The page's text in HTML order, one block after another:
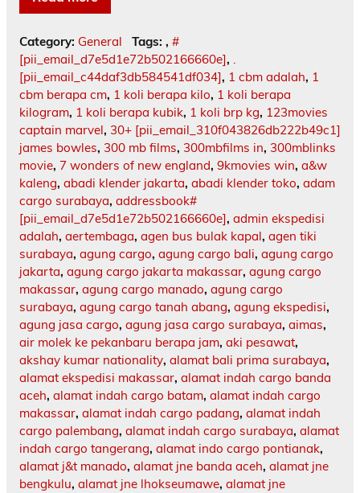
Category: General Tags: , #
[pii_email_d7e5d1e72b502166660e], .
[pii_email_c44daf3db584541df034], 1 cbm adalah, 1
cbm berapa cm, 1 koli berapa kilo, 1 koli berapa
kilogram, 1 koli berapa kubik, 1 koli brp kg, 123movies
captain marvel, 30+ [pii_email_310f043826db222b49c1]
james bowles, 300 mb films, 300mbfilms in, 300mblinks
movie, 7 wonders of new england, 9kmovies win, a&w
kaleng, abadi klender jakarta, abadi klender toko, adam
cargo surabaya, addressbook#
[pii_email_d7e5d1e72b502166660e], admin ekspedisi
adalah, aertembaga, agen bus bulak kapal, agen tiki
surabaya, agung cargo, agung cargo bali, agung cargo
jakarta, agung cargo jakarta makassar, agung cargo
makassar, agung cargo manado, agung cargo
surabaya, agung cargo tanah abang, agung ekspedisi,
agung jasa cargo, agung jasa cargo surabaya, aimas,
air molek ke pekanbaru berapa jam, aki pesawat,
akshay kumar nationality, alamat bali prima surabaya,
alamat ekspedisi makassar, alamat indah cargo banda
aceh, alamat indah cargo batam, alamat indah cargo
makassar, alamat indah cargo padang, alamat indah
cargo palembang, alamat indah cargo surabaya, alamat
indah cargo tangerang, alamat indo cargo pontianak,
alamat j&t manado, alamat jne banda aceh, alamat jne
bengkulu, alamat jne lhokseumawe, alamat jne